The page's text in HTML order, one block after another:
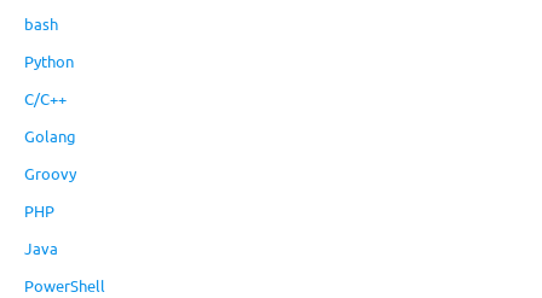
bash
Python
C/C++
Golang
Groovy
PHP
Java
PowerShell